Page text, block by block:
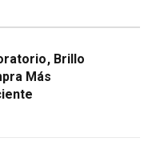
Brillo
Más